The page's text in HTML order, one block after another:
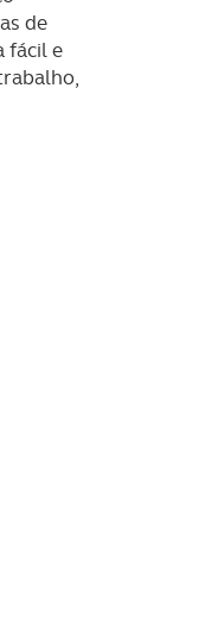
de
fácil e